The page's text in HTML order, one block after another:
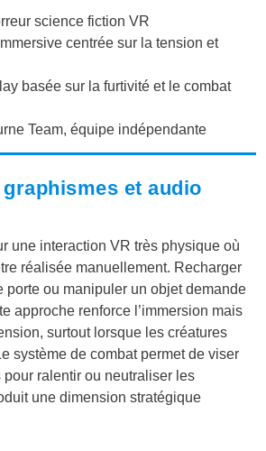
science fiction VR
centrée sur la tension et
basée sur la furtivité et le combat
Team, équipe indépendante
et audio
une interaction VR très physique où
réalisée manuellement. Recharger
porte ou manipuler un objet demande
approche renforce l’immersion mais
surtout lorsque les créatures
système de combat permet de viser
ralentir ou neutraliser les
une dimension stratégique